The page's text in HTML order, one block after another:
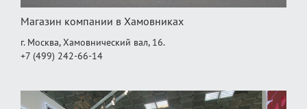
Магазин компании в Хамовниках
г. Москва, Хамовнический вал, 16.
+7 (499) 242-66-14